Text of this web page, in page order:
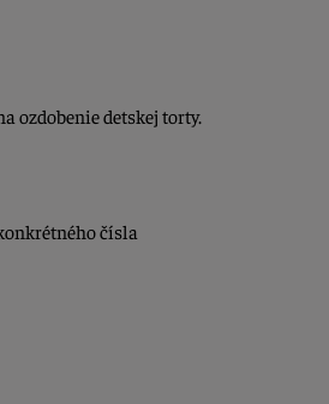
ozdobenie detskej torty.
čísla